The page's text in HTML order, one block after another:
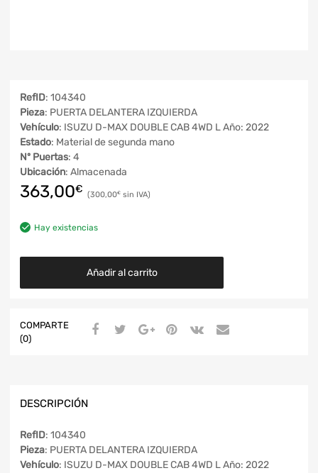
RefID: 104340
Pieza: PUERTA DELANTERA IZQUIERDA
Vehículo: ISUZU D-MAX DOUBLE CAB 4WD L Año: 2022
Estado: Material de segunda mano
Nº Puertas: 4
Ubicación: Almacenada
363,00€ 300,00€
Hay existencias
Añadir al carrito
COMPARTE
(0)
DESCRIPCIÓN
RefID: 104340
Pieza: PUERTA DELANTERA IZQUIERDA
Vehículo: ISUZU D-MAX DOUBLE CAB 4WD L Año: 2022